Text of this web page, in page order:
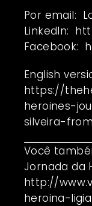
Por email:
LinkedIn:
Facebook:
English
https://
heroines-
silveira-
Você
Jornada da
http://
heroina-